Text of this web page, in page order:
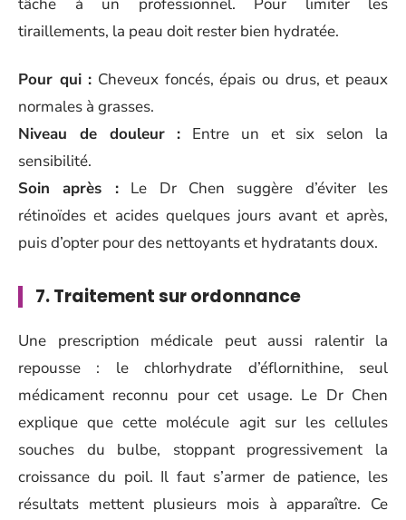
tiraillements, la peau doit rester bien hydratée.
Pour qui : Cheveux foncés, épais ou drus, et peaux
normales à grasses.
Niveau de douleur : Entre un et six selon la
sensibilité.
Soin après :Le Dr Chen suggère d’éviter les
rétinoïdes et acides quelques jours avant et après,
puis d’opter pour des nettoyants et hydratants doux.
7. Traitement sur ordonnance
Une prescription médicale peut aussi ralentir la
repousse : le chlorhydrate d’éflornithine, seul
médicament reconnu pour cet usage. Le Dr Chen
explique que cette molécule agit sur les cellules
souches du bulbe, stoppant progressivement la
croissance du poil. Il faut s’armer de patience, les
résultats mettent plusieurs mois à apparaître. Ce